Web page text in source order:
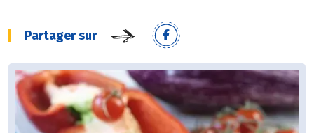
Partager sur